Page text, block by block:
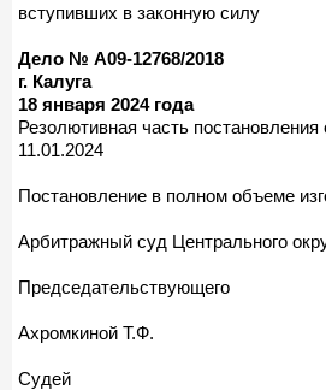
вступивших в законную силу
Дело № А09-12768/2018
г. Калуга
18 января 2024 года
Резолютивная часть
11.01.2024
Постановление в полном объеме
Арбитражный суд Центрального
Председательствующего
Ахромкиной Т.Ф.
Судей